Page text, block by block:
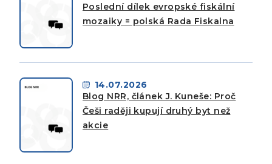
Poslední dílek evropské fiskální
mozaiky = polská Rada Fiskalna
14.07.2026
Blog NRR, článek J. Kuneše: Proč
Češi raději kupují druhý byt než
akcie